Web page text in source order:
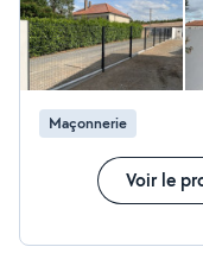
Maçonnerie
Voir le